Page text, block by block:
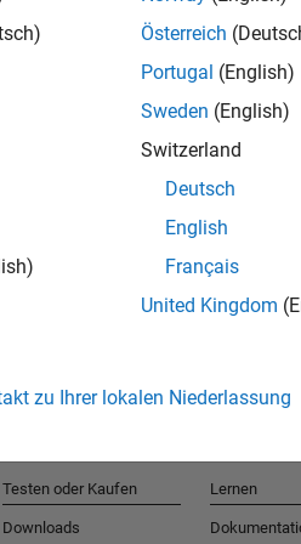
Österreich
Portugal (English)
Sweden (English)
Switzerland
Deutsch
English
Français
United Kingdom
zu Ihrer lokalen Niederlassung
Testen oder Kaufen
Downloads
Lernen